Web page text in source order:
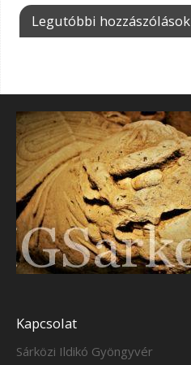
Legutóbbi hozzászólások
Kapcsolat
Sárközi Ildikó Gyöngyvér